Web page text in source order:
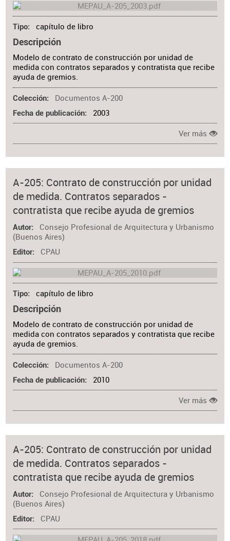
Tipo capítulo de libro
Descripción
Modelo de contrato de construcción por unidad de
medida con contratos separados y contratista que recibe
ayuda de gremios.
Colección Documentos A-200
Fecha de publicación 2003
Ver más
A-205: Contrato de construcción por unidad
de medida. Contratos separados -
contratista que recibe ayuda de gremios
Autor
Consejo Profesional de Arquitectura y Urbanismo
(Buenos Aires)
Editor CPAU
Tipo capítulo de libro
Descripción
Modelo de contrato de construcción por unidad de
medida con contratos separados y contratista que recibe
ayuda de gremios.
Colección Documentos A-200
Fecha de publicación 2010
Ver más
A-205: Contrato de construcción por unidad
de medida. Contratos separados -
contratista que recibe ayuda de gremios
Autor
Consejo Profesional de Arquitectura y Urbanismo
(Buenos Aires)
Editor CPAU